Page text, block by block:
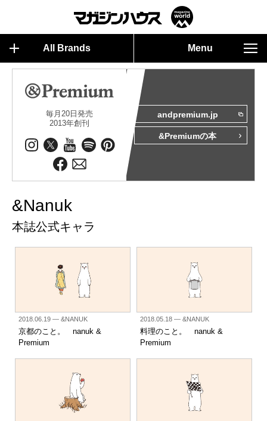
All Brands Menu
毎月20日発売
2013年創刊
andpremium.jp
&Premiumの本
&Nanuk
本誌公式キャラ
2018.06.19— &NANUK
京都のこと。 nanuk &
Premium
2018.05.18— &NANUK
料理のこと。 nanuk &
Premium